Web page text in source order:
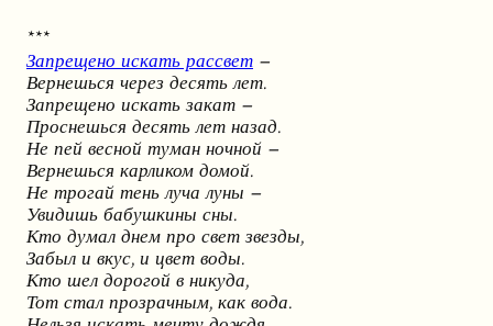
***
Запрещено искать рассвет –
Вернешься через десять лет.
Запрещено искать закат –
Проснешься десять лет назад.
Не пей весной туман ночной –
Вернешься карликом домой.
Не трогай тень луча луны –
Увидишь бабушкины сны.
Кто думал днем про свет звезды,
Забыл и вкус, и цвет воды.
Кто шел дорогой в никуда,
Тот стал прозрачным, как вода.